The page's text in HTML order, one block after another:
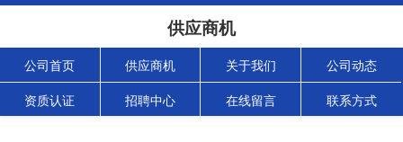
供应商机
公司首页 供应商机 关于我们 公司动态
资质认证 招聘中心 在线留言 联系方式